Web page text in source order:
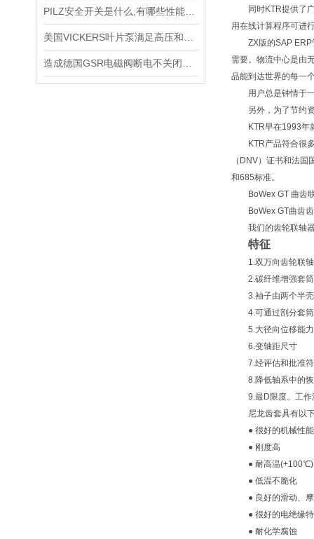
同时KTR提供了广
用在线计算程序可进
ZX版的SAP ERP管
需要。物流中心是由
品能到达世界的每一
用户总是钟情于一L
另外，为了节约资
KTR早在1993年就
KTR产品符合很多
（DNV）证书和法
和685标准。
BoWex GT 曲齿
BoWex GT曲齿齿
我们的齿轮联轴器
特征
1.双万向齿轮联轴
2.碳纤维增强套筒
3.袖子由两个半壳
4.可通过剖分套筒
5.大径向位移能力
6.变轴距尺寸
7.经评估和批准符
8.降低轴系中的恢
9.最D限度。工作
尼龙齿套具有以
● 很好的机械性能
● 刚度高
● 耐高温(+100℃)
● 低温不脆化
● 良好的滑动、摩
● 很好的电绝缘
● 耐化学腐蚀